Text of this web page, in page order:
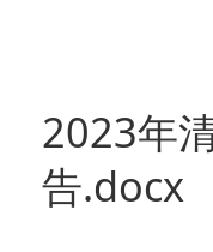
2023年
告.docx